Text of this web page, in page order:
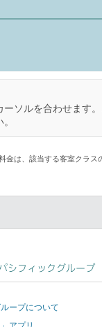
ソルを合わせます
金は、該当する客室クラス
シフィックグループ
ープについて